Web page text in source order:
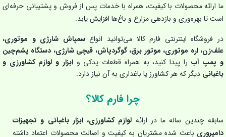
ما ارائه محصولات با کیفیت، همراه با خدمات پس از فروش و پشتیبانی حرفه‌ای
است تا بهره‌وری و بازدهی مزارع و باغ‌ها افزایش یابد.
در فروشگاه اینترنتی فارم کالا می‌توانید انواعسمپاش شارژی و موتوری،
علف‌زن، اره موتوری، موتور برق، گوگردپاش، قیچی شارژی، دستگاه پشم‌چین
و پمپ آب را پیدا کنید، به همراه قطعات یدکی وابزار و لوازم کشاورزی و
باغبانی دیگر که هر کشاورز یا باغداری به آن نیاز دارد.
چرا فارم کالا؟
سابقه چندین ساله ما در ارائه لوازم کشاورزی، ابزار باغبانی و تجهیزات
دامپروری باعث شده مشتریان به کیفیت و اصالت محصولات اعتماد داشته